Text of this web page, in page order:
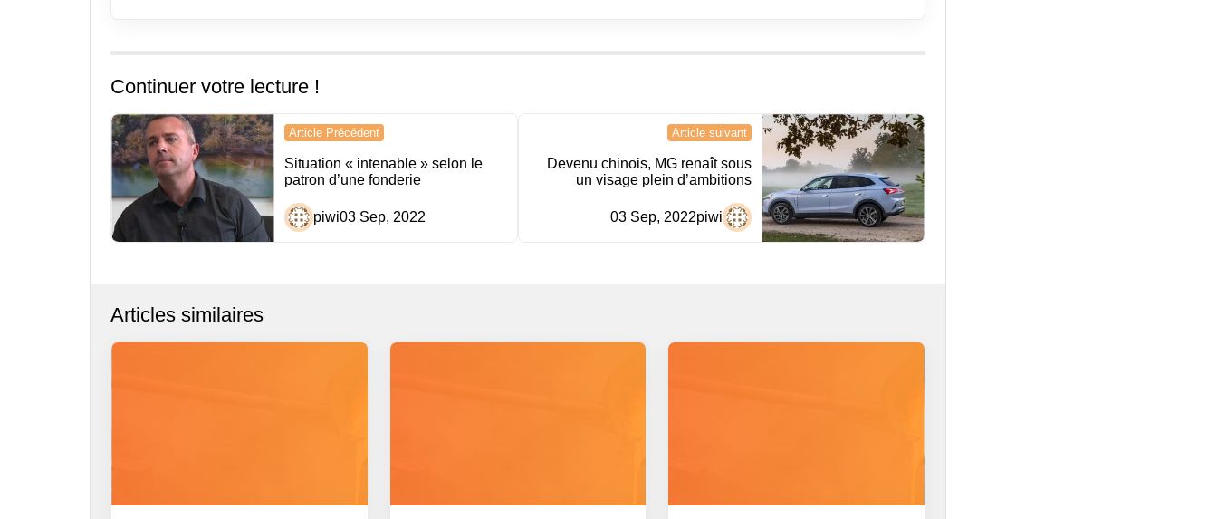
Continuer votre lecture !
Navigation
de
l’article
Article Précédent
Situation « intenable » selon le
patron d’une fonderie
piwi03 Sep, 2022
Article suivant
Devenu chinois, MG renaît sous
un visage plein d’ambitions
piwi
03 Sep, 2022
Articles similaires